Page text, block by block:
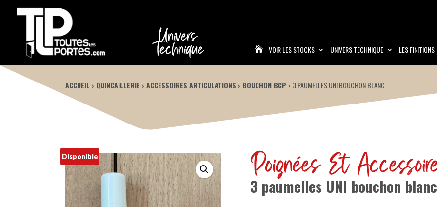
Univers
Technique  VOIR LES STOCKS UNIVERS TECHNIQUE LES FINITIONS
ACCUEIL QUINCAILLERIE ACCESSOIRES ARTICULATIONS BOUCHON BCP 3 PAUMELLES UNI BOUCHON BLANC
Disponible Poignées Et
3 paumelles UNI bouchon blanc